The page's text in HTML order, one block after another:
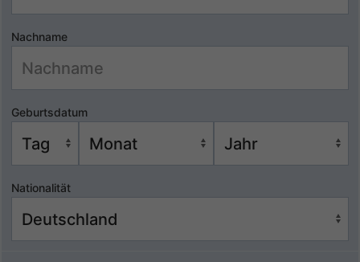
Nachname
Geburtsdatum
Nationalität